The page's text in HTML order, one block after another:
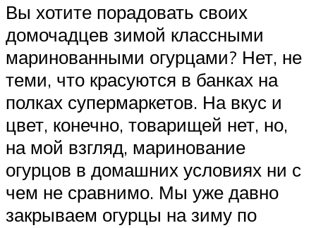
Вы хотите порадовать своих
домочадцев зимой классными
маринованными огурцами? Нет, не
теми, что красуются в банках на
полках супермаркетов. На вкус и
цвет, конечно, товарищей нет, но,
на мой взгляд, маринование
огурцов в домашних условиях ни с
чем не сравнимо. Мы уже давно
закрываем огурцы на зиму по